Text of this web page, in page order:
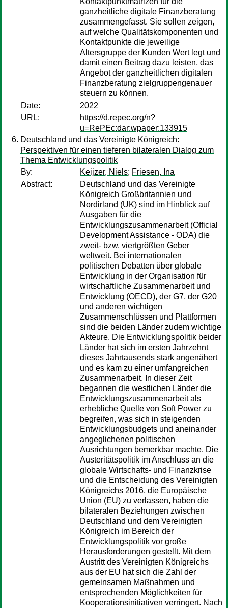
ganzheitliche digitale Finanzberatung
zusammengefasst. Sie sollen zeigen,
auf welche Qualitätskomponenten und
Kontaktpunkte die jeweilige
Altersgruppe der Kunden Wert legt und
damit einen Beitrag dazu leisten, das
Angebot der ganzheitlichen digitalen
Finanzberatung zielgruppengenauer
steuern zu können.
Date:
2022
URL:
https://d.repec.org/n?
u=RePEc:dar:wpaper:133915
Deutschland und das Vereinigte Königreich:
Perspektiven für einen tieferen bilateralen Dialog zum
Thema Entwicklungspolitik
By:
Keijzer, Niels; Friesen, Ina
Abstract:
Deutschland und das Vereinigte
Königreich Großbritannien und
Nordirland (UK) sind im Hinblick auf
Ausgaben für die
Entwicklungszusammenarbeit (Official
Development Assistance - ODA) die
zweit- bzw. viertgrößten Geber
weltweit. Bei internationalen
politischen Debatten über globale
Entwicklung in der Organisation für
wirtschaftliche Zusammenarbeit und
Entwicklung (OECD), der G7, der G20
und anderen wichtigen
Zusammenschlüssen und Plattformen
sind die beiden Länder zudem wichtige
Akteure. Die Entwicklungspolitik beider
Länder hat sich im ersten Jahrzehnt
dieses Jahrtausends stark angenähert
und es kam zu einer umfangreichen
Zusammenarbeit. In dieser Zeit
begannen die westlichen Länder die
Entwicklungszusammenarbeit als
erhebliche Quelle von Soft Power zu
begreifen, was sich in steigenden
Entwicklungsbudgets und aneinander
angeglichenen politischen
Ausrichtungen bemerkbar machte. Die
Austeritätspolitik im Anschluss an die
globale Wirtschafts- und Finanzkrise
und die Entscheidung des Vereinigten
Königreichs 2016, die Europäische
Union (EU) zu verlassen, haben die
bilateralen Beziehungen zwischen
Deutschland und dem Vereinigten
Königreich im Bereich der
Entwicklungspolitik vor große
Herausforderungen gestellt. Mit dem
Austritt des Vereinigten Königreichs
aus der EU hat sich die Zahl der
gemeinsamen Maßnahmen und
entsprechenden Möglichkeiten für
Kooperationsinitiativen verringert. Nach